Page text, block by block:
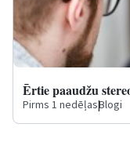
Ērtie paaudžu
Pirms 1 nedēļas|Blogi